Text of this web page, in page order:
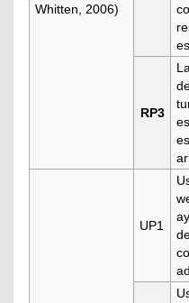
Whitten, 2006)
RP3
UP1